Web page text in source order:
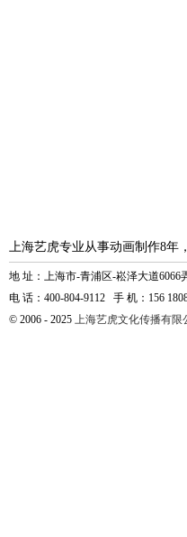
上海艺虎专业从事动画制作8年
地 址：上海市-青浦区-崧泽大道6066
电 话：400-804-9112 手 机：156
© 2006 - 2025 上海艺虎文化传播有限